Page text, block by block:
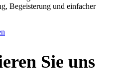
Begeisterung und einfacher
Sie uns